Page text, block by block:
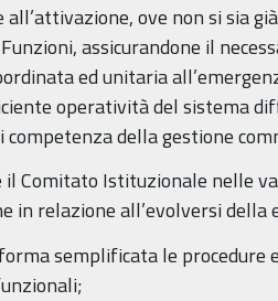
all’attivazione, ove non si sia
assicurandone il
ed unitaria
operatività del sistema
competenza della gestione
Comitato Istituzionale nelle
in relazione all’evolversi
semplificata le procedure